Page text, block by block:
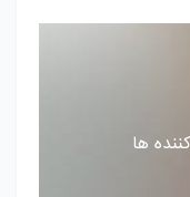
ها